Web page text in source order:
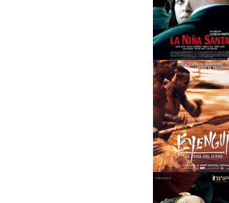
>La niña santa
>Eyengui, El Dios
del sueño